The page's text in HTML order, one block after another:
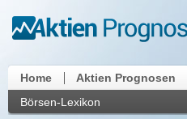
Home Aktien Prognosen
Börsen-Lexikon